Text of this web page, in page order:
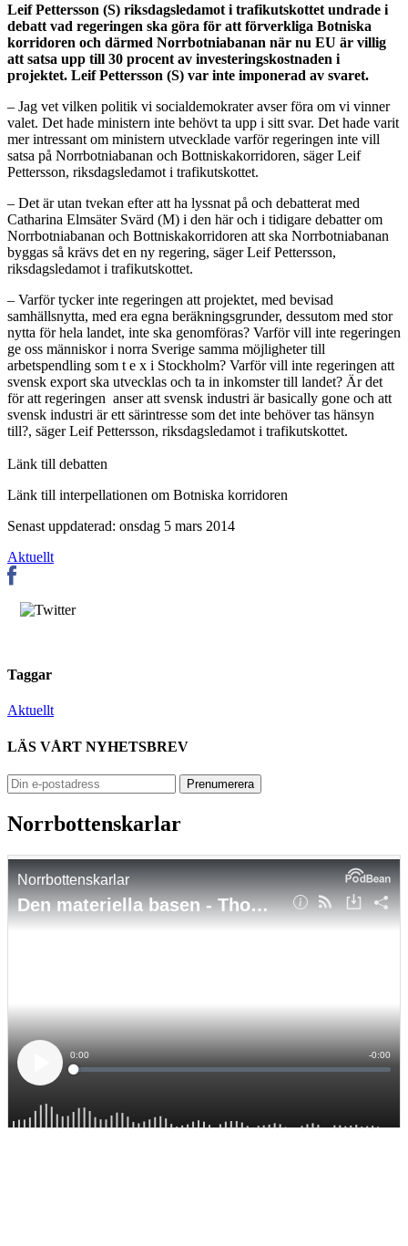
Leif Pettersson (S) riksdagsledamot i trafikutskottet undrade i
debatt vad regeringen ska göra för att förverkliga Botniska
korridoren och därmed Norrbotniabanan när nu EU är villig
att satsa upp till 30 procent av investeringskostnaden i
projektet. Leif Pettersson (S) var inte imponerad av svaret.
– Jag vet vilken politik vi socialdemokrater avser föra om vi vinner
valet. Det hade ministern inte behövt ta upp i sitt svar. Det hade varit
mer intressant om ministern utvecklade varför regeringen inte vill
satsa på Norrbotniabanan och Bottniskakorridoren, säger Leif
Pettersson, riksdagsledamot i trafikutskottet.
– Det är utan tvekan efter att ha lyssnat på och debatterat med
Catharina Elmsäter Svärd (M) i den här och i tidigare debatter om
Norrbotniabanan och Bottniskakorridoren att ska Norrbotniabanan
byggas så krävs det en ny regering, säger Leif Pettersson,
riksdagsledamot i trafikutskottet.
– Varför tycker inte regeringen att projektet, med bevisad
samhällsnytta, med era egna beräkningsgrunder, dessutom med stor
nytta för hela landet, inte ska genomföras? Varför vill inte regeringen
ge oss människor i norra Sverige samma möjligheter till
arbetspendling som t e x i Stockholm? Varför vill inte regeringen att
svensk export ska utvecklas och ta in inkomster till landet? Är det
för att regeringen anser att svensk industri är basically gone och att
svensk industri är ett särintresse som det inte behöver tas hänsyn
till?, säger Leif Pettersson, riksdagsledamot i trafikutskottet.
Länk till debatten
Länk till interpellationen om Botniska korridoren
Senast uppdaterad: onsdag 5 mars 2014
Aktuellt
Taggar
Aktuellt
LÄS VÅRT NYHETSBREV
Norrbottenskarlar